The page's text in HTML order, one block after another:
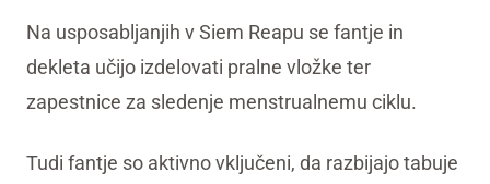
Na usposabljanjih v Siem Reapu se fantje in
dekleta učijo izdelovati pralne vložke ter
zapestnice za sledenje menstrualnemu ciklu.
Tudi fantje so aktivno vključeni, da razbijajo tabuje